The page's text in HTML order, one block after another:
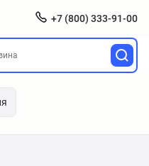
+7 (800) 333-91-00